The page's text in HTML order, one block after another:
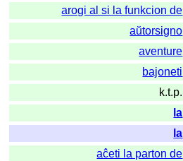
arogi al si la funkcion de
aŭtorsigno
aventure
bajoneti
k.t.p.
la
la
aĉeti la parton de